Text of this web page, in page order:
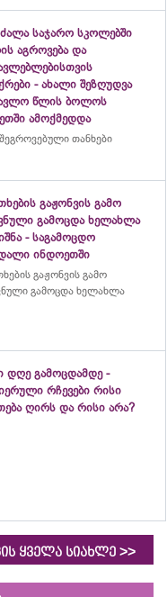
საჯარო სკოლებში
აგროვება და
- ახალი შეზღუდვა
წლის ბოლოს
ამოქმედდა
თანხები
გაჟონვის გამო
გამოცდა ხელახლა
- საგამოცდო
ინდოეთში
გაჟონვის გამო
გამოცდა ხელახლა
დღე გამოცდამდე -
რჩევები რისი
ღირს და რისი არა?
ყველა სიახლე >>